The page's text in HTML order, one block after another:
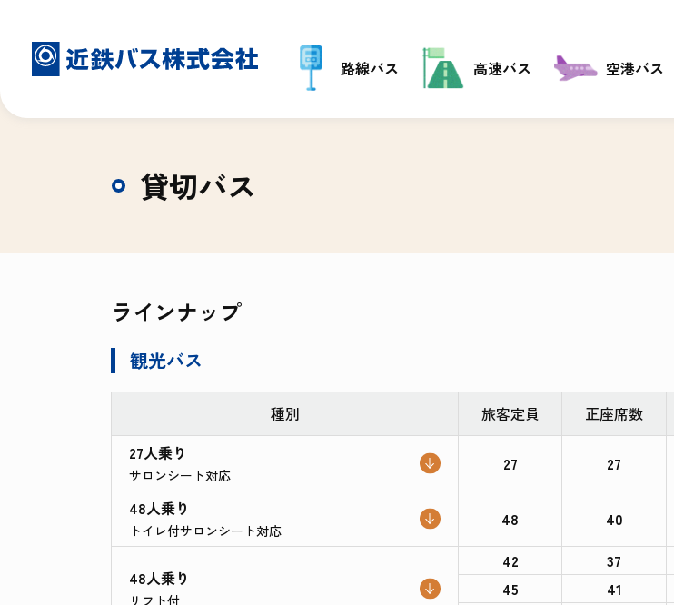
路線バス 高速バス 空港バス
貸切バス
ラインナップ
観光バス
種別 旅客定員 正座席数
27人乗り
サロンシート対応
27 27
48人乗り
トイレ付サロンシート対応
48 40
48人乗り
リフト付
42 37
45 41